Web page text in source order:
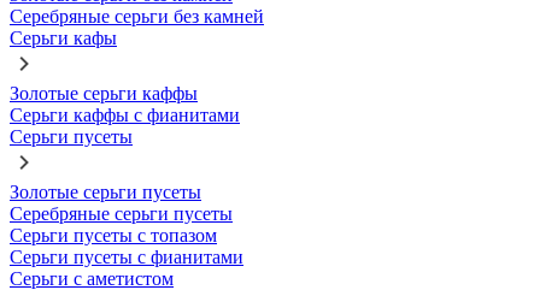
Серебряные серьги без камней
Серьги кафы
Золотые серьги каффы
Серьги каффы с фианитами
Серьги пусеты
Золотые серьги пусеты
Серебряные серьги пусеты
Серьги пусеты с топазом
Серьги пусеты с фианитами
Серьги с аметистом